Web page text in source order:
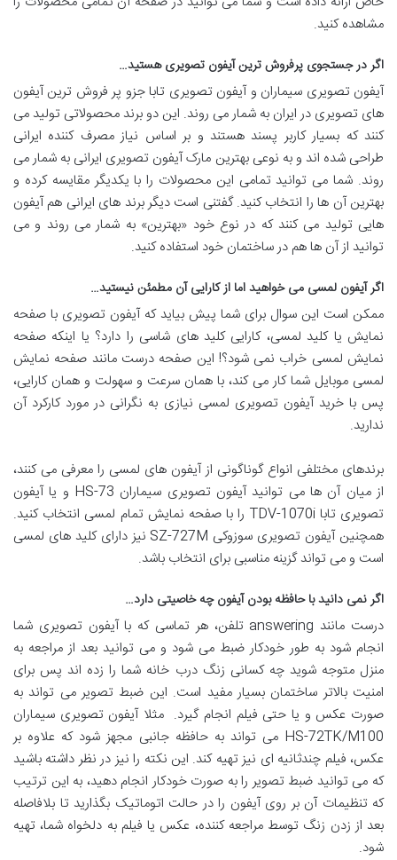
مشاهده کنید.
اگر در جستجوی پرفروش ترین آیفون تصویری هستید…
آیفون تصویری سیماران و آیفون تصویری تابا جزو پر فروش ترین آیفون
های تصویری در ایران به شمار می روند. این دو برند محصولاتی تولید می
کنند که بسیار کاربر پسند هستند و بر اساس نیاز مصرف کننده ایرانی
طراحی شده اند و به نوعی بهترین مارک آیفون تصویری ایرانی به شمار می
روند. شما می توانید تمامی این محصولات را با یکدیگر مقایسه کرده و
بهترین آن ها را انتخاب کنید. گفتنی است دیگر برند های ایرانی هم آیفون
هایی تولید می کنند که در نوع خود «بهترین» به شمار می روند و می
توانید از آن ها هم در ساختمان خود استفاده کنید.
اگر آیفون لمسی می خواهید اما از کارایی آن مطمئن نیستید…
ممکن است این سوال برای شما پیش بیاید که آیفون تصویری با صفحه
نمایش یا کلید لمسی، کارایی کلید های شاسی را دارد؟ یا اینکه صفحه
نمایش لمسی خراب نمی شود؟! این صفحه درست مانند صفحه نمایش
لمسی موبایل شما کار می کند، با همان سرعت و سهولت و همان کارایی،
پس با خرید آیفون تصویری لمسی نیازی به نگرانی در مورد کارکرد آن
ندارید.
برندهای مختلفی انواع گوناگونی از آیفون های لمسی را معرفی می کنند،
از میان آن ها می توانید آیفون تصویری سیماران HS-73 و یا آیفون
تصویری تابا TDV-1070i را با صفحه نمایش تمام لمسی انتخاب کنید.
همچنین آیفون تصویری سوزوکی SZ-727M نیز دارای کلید های لمسی
است و می تواند گزینه مناسبی برای انتخاب باشد.
اگر نمی دانید با حافظه بودن آیفون چه خاصیتی دارد…
درست مانند answering تلفن، هر تماسی که با آیفون تصویری شما
انجام شود به طور خودکار ضبط می شود و می توانید بعد از مراجعه به
منزل متوجه شوید چه کسانی زنگ درب خانه شما را زده اند پس برای
امنیت بالاتر ساختمان بسیار مفید است. این ضبط تصویر می تواند به
صورت عکس و یا حتی فیلم انجام گیرد. مثلا آیفون تصویری سیماران
HS-72TK/M100 می تواند به حافظه جانبی مجهز شود که علاوه بر
عکس، فیلم چندثانیه ای نیز تهیه کند. این نکته را نیز در نظر داشته باشید
که می توانید ضبط تصویر را به صورت خودکار انجام دهید، به این ترتیب
که تنظیمات آن بر روی آیفون را در حالت اتوماتیک بگذارید تا بلافاصله
بعد از زدن زنگ توسط مراجعه کننده، عکس یا فیلم به دلخواه شما، تهیه
شود.